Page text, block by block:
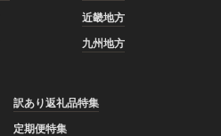
近畿地方
九州地方
訳あり返礼品特集
定期便特集